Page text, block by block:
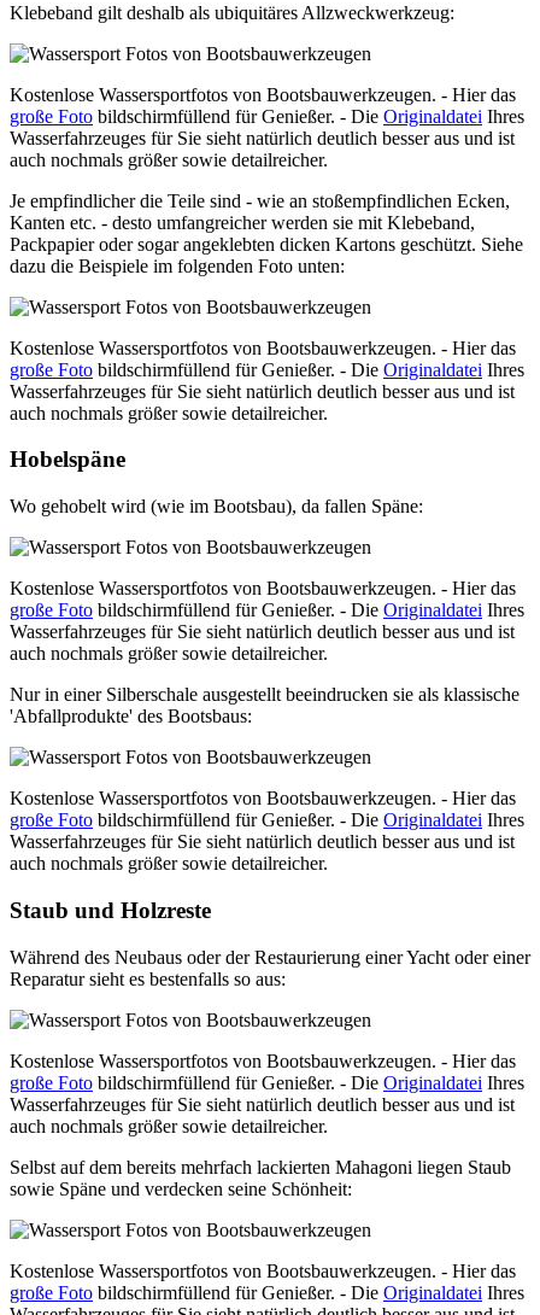
Klebeband gilt deshalb als ubiquitäres Allzweckwerkzeug:
Kostenlose Wassersportfotos von Bootsbauwerkzeugen. - Hier das
große Foto bildschirmfüllend für Genießer. - Die Originaldatei Ihres
Wasserfahrzeuges für Sie sieht natürlich deutlich besser aus und ist
auch nochmals größer sowie detailreicher.
Je empfindlicher die Teile sind - wie an stoßempfindlichen Ecken,
Kanten etc. - desto umfangreicher werden sie mit Klebeband,
Packpapier oder sogar angeklebten dicken Kartons geschützt. Siehe
dazu die Beispiele im folgenden Foto unten:
Kostenlose Wassersportfotos von Bootsbauwerkzeugen. - Hier das
große Foto bildschirmfüllend für Genießer. - Die Originaldatei Ihres
Wasserfahrzeuges für Sie sieht natürlich deutlich besser aus und ist
auch nochmals größer sowie detailreicher.
Hobelspäne
Wo gehobelt wird (wie im Bootsbau), da fallen Späne:
Kostenlose Wassersportfotos von Bootsbauwerkzeugen. - Hier das
große Foto bildschirmfüllend für Genießer. - Die Originaldatei Ihres
Wasserfahrzeuges für Sie sieht natürlich deutlich besser aus und ist
auch nochmals größer sowie detailreicher.
Nur in einer Silberschale ausgestellt beeindrucken sie als klassische
'Abfallprodukte' des Bootsbaus:
Kostenlose Wassersportfotos von Bootsbauwerkzeugen. - Hier das
große Foto bildschirmfüllend für Genießer. - Die Originaldatei Ihres
Wasserfahrzeuges für Sie sieht natürlich deutlich besser aus und ist
auch nochmals größer sowie detailreicher.
Staub und Holzreste
Während des Neubaus oder der Restaurierung einer Yacht oder einer
Reparatur sieht es bestenfalls so aus:
Kostenlose Wassersportfotos von Bootsbauwerkzeugen. - Hier das
große Foto bildschirmfüllend für Genießer. - Die Originaldatei Ihres
Wasserfahrzeuges für Sie sieht natürlich deutlich besser aus und ist
auch nochmals größer sowie detailreicher.
Selbst auf dem bereits mehrfach lackierten Mahagoni liegen Staub
sowie Späne und verdecken seine Schönheit:
Kostenlose Wassersportfotos von Bootsbauwerkzeugen. - Hier das
große Foto bildschirmfüllend für Genießer. - Die Originaldatei Ihres